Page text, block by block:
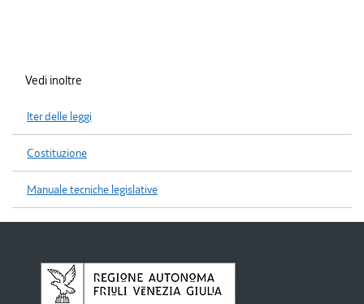
Vedi inoltre
Iter delle leggi
Costituzione
Manuale tecniche legislative